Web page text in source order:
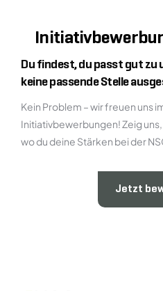
Du findest, du passt gut zu
keine passende Stelle
Kein Problem – wir freuen uns
Initiativbewerbungen! Zeig
wo du deine Stärken bei der
Jetzt